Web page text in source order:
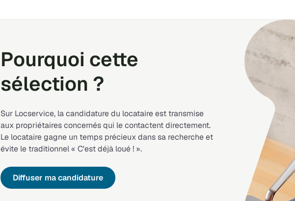
Pourquoi cette
sélection ?
Sur Locservice, la candidature du locataire est transmise
aux propriétaires concernés qui le contactent directement.
Le locataire gagne un temps précieux dans sa recherche et
évite le traditionnel « C'est déjà loué ! ».
Diffuser ma candidature